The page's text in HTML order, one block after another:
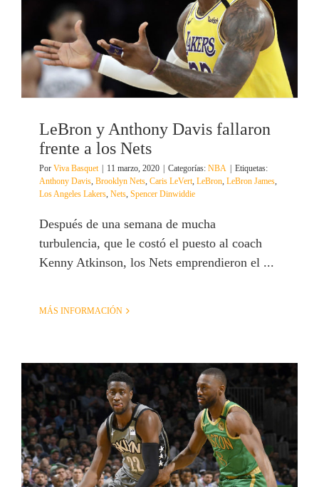
LeBron y Anthony Davis fallaron
frente a los Nets
Por Viva Basquet | 11 marzo, 2020 | Categorías: NBA | Etiquetas:
Anthony Davis Brooklyn Nets Caris LeVert LeBron LeBron James
Los Angeles Lakers Nets Spencer Dinwiddie
Después de una semana de mucha
turbulencia, que le costó el puesto al coach
Kenny Atkinson, los Nets emprendieron el ...
MÁS INFORMACIÓN